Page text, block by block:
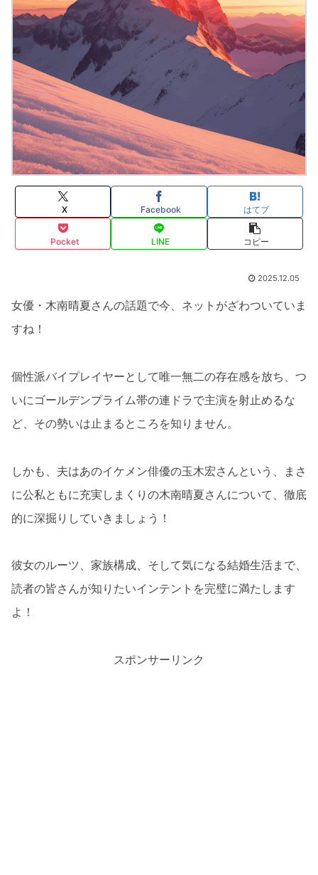
X Facebook はてブ
Pocket LINE コピー
2025.12.05
女優・木南晴夏さんの話題で今、ネットがざわついていま
すね！
個性派バイプレイヤーとして唯一無二の存在感を放ち、つ
いにゴールデンプライム帯の連ドラで主演を射止めるな
ど、その勢いは止まるところを知りません。
しかも、夫はあのイケメン俳優の玉木宏さんという、まさ
に公私ともに充実しまくりの木南晴夏さんについて、徹底
的に深掘りしていきましょう！
彼女のルーツ、家族構成、そして気になる結婚生活まで、
読者の皆さんが知りたいインテントを完璧に満たします
よ！
スポンサーリンク